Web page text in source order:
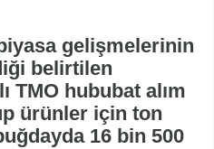
gelişmelerinin
belirtilen
TMO hububat alım
ürünler için ton
16 bin 500